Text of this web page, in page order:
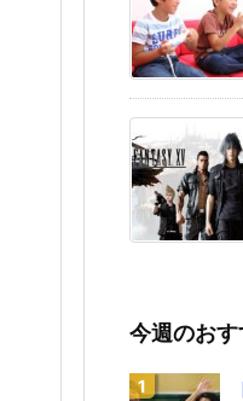
今週のお